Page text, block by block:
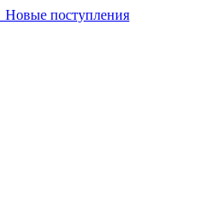
Новые поступления